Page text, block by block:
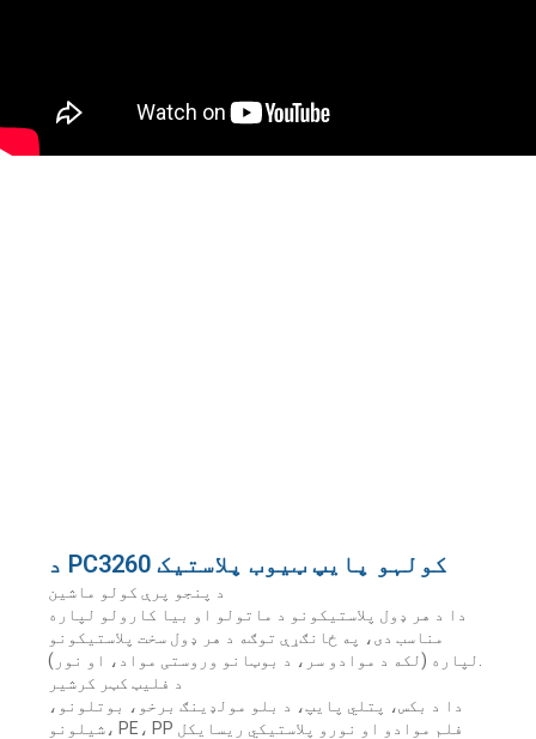
د PC3260 کولہو پایپ ټیوب پلاستیک
د پنجو پرې کولو ماشین
دا د هر ډول پلاستیکونو د ماتولو او بیا کارولو لپاره
مناسب دی، په ځانګړې توګه د هر ډول سخت پلاستیکونو
د فلیټ کټر کرشیر
دا د بکس، پتلي پایپ، د بلو مولډینګ برخو، بوتلونو،
شیلونو، PE، PP فلم موادو او نورو پلاستيکي ریسایکل